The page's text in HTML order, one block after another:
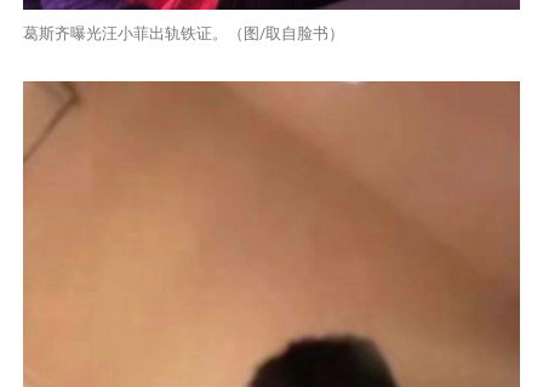
葛斯齐曝光汪小菲出轨铁证。（图/取自脸书）